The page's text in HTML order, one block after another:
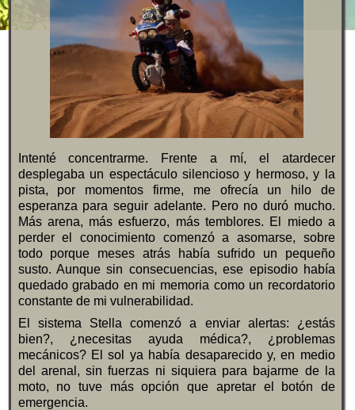
Intenté concentrarme. Frente a mí, el atardecer
desplegaba un espectáculo silencioso y hermoso, y la
pista, por momentos firme, me ofrecía un hilo de
esperanza para seguir adelante. Pero no duró mucho.
Más arena, más esfuerzo, más temblores. El miedo a
perder el conocimiento comenzó a asomarse, sobre
todo porque meses atrás había sufrido un pequeño
susto. Aunque sin consecuencias, ese episodio había
quedado grabado en mi memoria como un recordatorio
constante de mi vulnerabilidad.
El sistema Stella comenzó a enviar alertas: ¿estás
bien?, ¿necesitas ayuda médica?, ¿problemas
mecánicos? El sol ya había desaparecido y, en medio
del arenal, sin fuerzas ni siquiera para bajarme de la
moto, no tuve más opción que apretar el botón de
emergencia.